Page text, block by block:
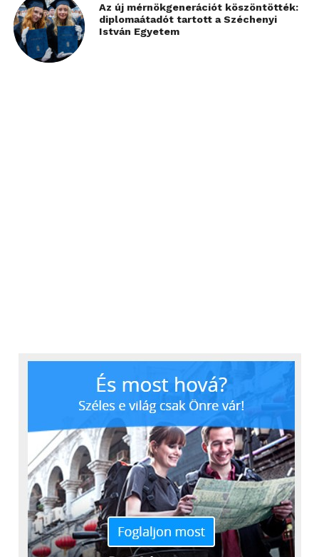
Az új mérnökgenerációt köszöntötték:
diplomaátadót tartott a Széchenyi
István Egyetem